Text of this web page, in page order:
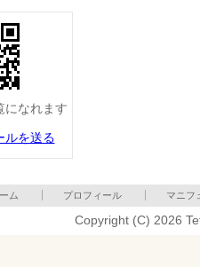
になれます
ルを送る
ム プロフィール マニフ
Copyright (C) 2026